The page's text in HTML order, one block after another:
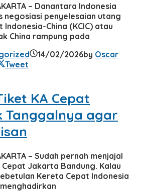
– Danantara Indonesia
negosiasi penyelesaian utang
China (KCIC) atau
China rampung pada
14/02/2026by Oscar
Tweet
KA Cepat
Tanggalnya agar
– Sudah pernah menjajal
Jakarta Bandung. Kalau
Kereta Cepat Indonesia